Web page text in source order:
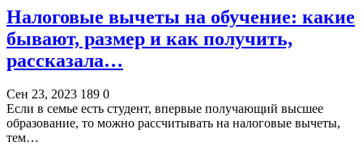
Налоговые вычеты на обучение: какие
бывают, размер и как получить,
рассказала…
Сен 23, 2023 189 0
Если в семье есть студент, впервые получающий высшее
образование, то можно рассчитывать на налоговые вычеты,
тем…